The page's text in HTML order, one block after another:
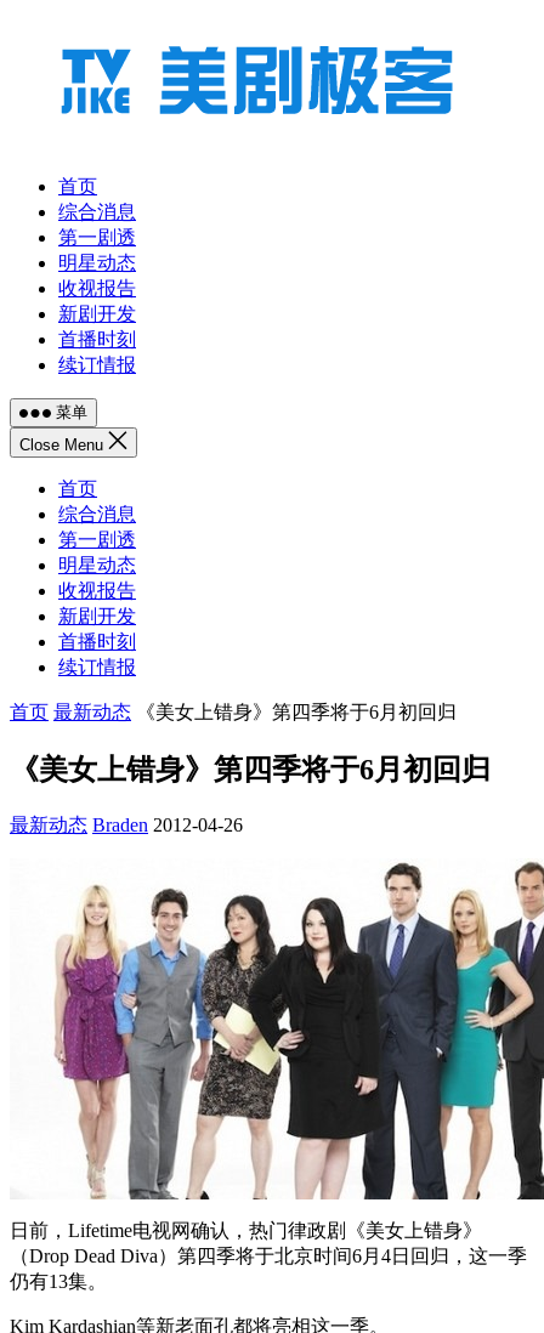
首页
综合消息
第一剧透
明星动态
收视报告
新剧开发
首播时刻
续订情报
菜单
Close Menu
首页
综合消息
第一剧透
明星动态
收视报告
新剧开发
首播时刻
续订情报
首页 最新动态 《美女上错身》第四季将于6月初回归
《美女上错身》第四季将于6月初回归
最新动态 Braden 2012-04-26
日前，Lifetime电视网确认，热门律政剧《美女上错身》
（Drop Dead Diva）第四季将于北京时间6月4日回归，这一季
仍有13集。
Kim Kardashian等新老面孔都将亮相这一季。